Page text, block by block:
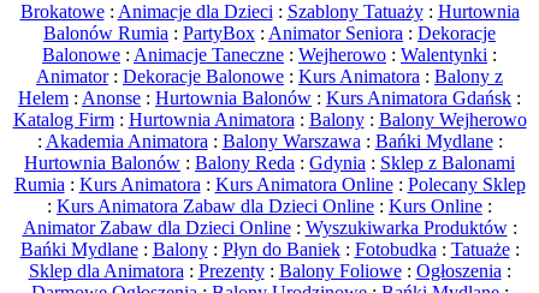
Brokatowe: Animacje dla Dzieci : Szablony Tatuaży: Hurtownia
Balonów Rumia : PartyBox : Animator Seniora : Dekoracje
Balonowe : Animacje Taneczne : Wejherowo : Walentynki :
Animator: Dekoracje Balonowe : Kurs Animatora : Balony z
Helem : Anonse : Hurtownia Balonów : Kurs Animatora Gdańsk :
Katalog Firm: Hurtownia Animatora : Balony: Balony Wejherowo
: Akademia Animatora : Balony Warszawa : Bańki Mydlane:
Hurtownia Balonów : Balony Reda : Gdynia : Sklep z Balonami
Rumia : Kurs Animatora : Kurs Animatora Online: Polecany Sklep
: Kurs Animatora Zabaw dla Dzieci Online : Kurs Online :
Animator Zabaw dla Dzieci Online: Wyszukiwarka Produktów:
Bańki Mydlane: Balony: Płyn do Baniek: Fotobudka : Tatuaże:
Sklep dla Animatora : Prezenty: Balony Foliowe: Ogłoszenia :